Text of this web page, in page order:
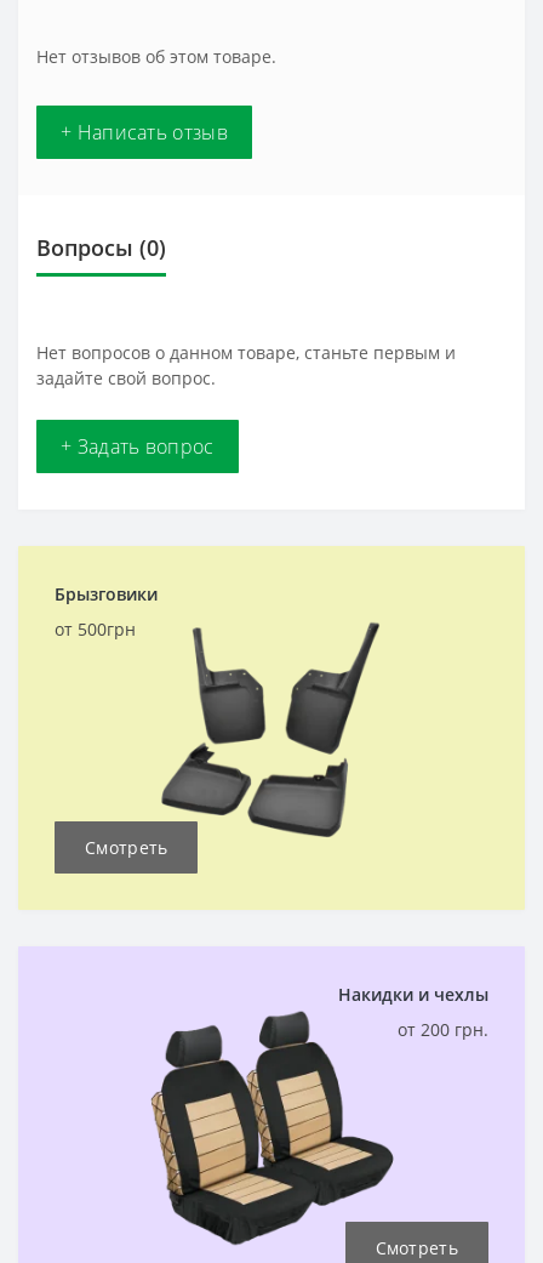
Нет отзывов об этом товаре.
+ Написать отзыв
Вопросы (0)
Нет вопросов о данном товаре, станьте первым и
задайте свой вопрос.
+ Задать вопрос
Брызговики
от 500грн
Смотреть
Накидки и чехлы
от 200 грн.
Смотреть